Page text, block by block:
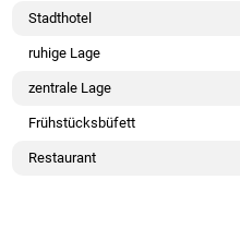
Stadthotel
ruhige Lage
zentrale Lage
Frühstücksbüfett
Restaurant